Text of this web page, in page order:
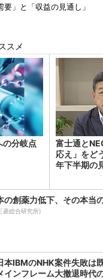
要」と「収益の見通し」
スメ
の分岐点
富士通と
応え」を
年下半期の
の創薬力低下、その本当
菱総合研究所)
本IBMのNHK案件失敗は
ンフレーム大撤退時代